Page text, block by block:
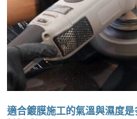
適合鍍膜施工的氣溫與濕度